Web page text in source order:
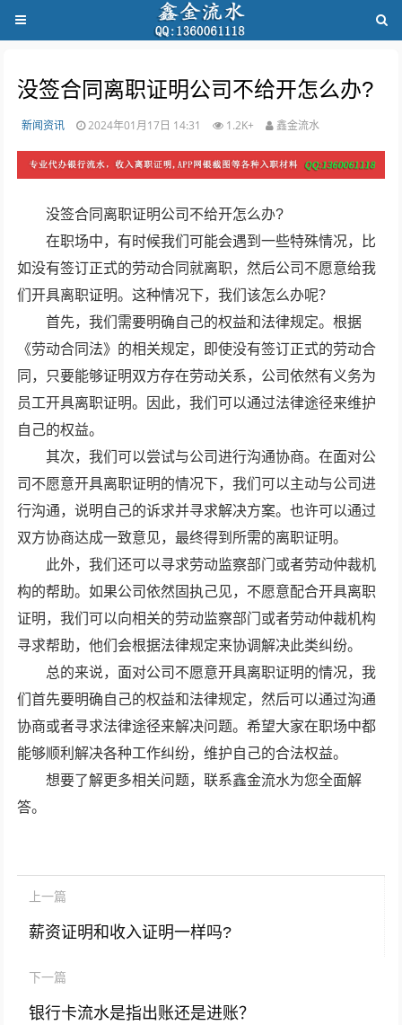
没签合同离职证明公司不给开怎么办?
新闻资讯 2024年01月17日 14:31 1.2K+ 鑫金流水
没签合同离职证明公司不给开怎么办?
在职场中，有时候我们可能会遇到一些特殊情况，比
如没有签订正式的劳动合同就离职，然后公司不愿意给我
们开具离职证明。这种情况下，我们该怎么办呢？
首先，我们需要明确自己的权益和法律规定。根据
《劳动合同法》的相关规定，即使没有签订正式的劳动合
同，只要能够证明双方存在劳动关系，公司依然有义务为
员工开具离职证明。因此，我们可以通过法律途径来维护
自己的权益。
其次，我们可以尝试与公司进行沟通协商。在面对公
司不愿意开具离职证明的情况下，我们可以主动与公司进
行沟通，说明自己的诉求并寻求解决方案。也许可以通过
双方协商达成一致意见，最终得到所需的离职证明。
此外，我们还可以寻求劳动监察部门或者劳动仲裁机
构的帮助。如果公司依然固执己见，不愿意配合开具离职
证明，我们可以向相关的劳动监察部门或者劳动仲裁机构
寻求帮助，他们会根据法律规定来协调解决此类纠纷。
总的来说，面对公司不愿意开具离职证明的情况，我
们首先要明确自己的权益和法律规定，然后可以通过沟通
协商或者寻求法律途径来解决问题。希望大家在职场中都
能够顺利解决各种工作纠纷，维护自己的合法权益。
想要了解更多相关问题，联系鑫金流水为您全面解
答。
上一篇
薪资证明和收入证明一样吗?
下一篇
银行卡流水是指出账还是进账？